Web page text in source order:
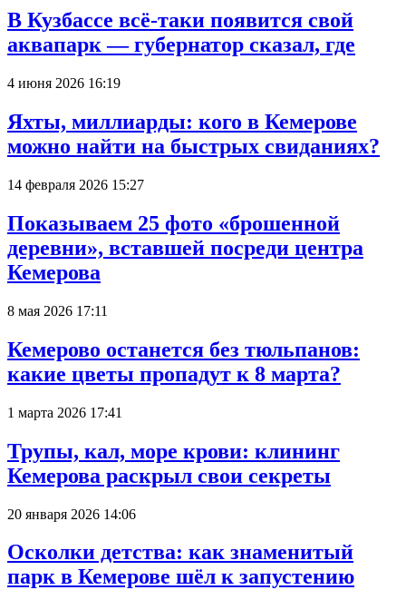
В Кузбассе всё-таки появится свой
аквапарк — губернатор сказал, где
4 июня 2026 16:19
Яхты, миллиарды: кого в Кемерове
можно найти на быстрых свиданиях?
14 февраля 2026 15:27
Показываем 25 фото «брошенной
деревни», вставшей посреди центра
Кемерова
8 мая 2026 17:11
Кемерово останется без тюльпанов:
какие цветы пропадут к 8 марта?
1 марта 2026 17:41
Трупы, кал, море крови: клининг
Кемерова раскрыл свои секреты
20 января 2026 14:06
Осколки детства: как знаменитый
парк в Кемерове шёл к запустению